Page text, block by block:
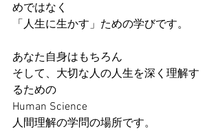
めではなく
「人生に生かす」ための学びです。
あなた自身はもちろん
そして、大切な人の人生を深く理解す
るための
Human Science
人間理解の学問の場所です。